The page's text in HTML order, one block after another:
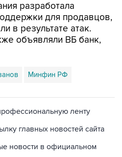
разработала
для продавцов,
в результате атак.
объявляли ВБ банк,
Минфин РФ
ленту
главных новостей сайта
новости в официальном